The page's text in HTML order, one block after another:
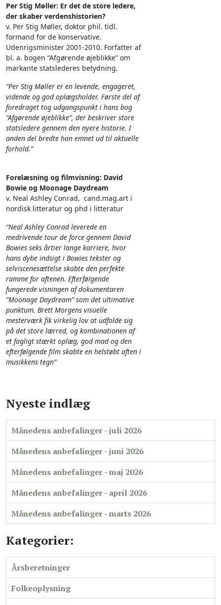
Per Stig Møller: Er det de store ledere,
der skaber verdenshistorien?
v. Per Stig Møller, doktor phil. tidl.
formand for de konservative.
Udenrigsminister 2001-2010. Forfatter af
bl. a. bogen “Afgørende øjeblikke” om
markante statslederes betydning.
“Per Stig Møller er en levende, engageret,
vidende og god oplægsholder. Første del af
foredraget tog udgangspunkt i hans bog
“Afgørende øjeblikke”, der beskriver store
statsledere gennem den nyere historie. I
anden del bredte han emnet ud til aktuelle
forhold.”
Forelæsning og filmvisning: David
Bowie og Moonage Daydream
v. Neal Ashley Conrad, cand.mag.art i
nordisk litteratur og phd i litteratur
“Neal Ashley Conrad leverede en
medrivende tour de force gennem David
Bowies seks årtier lange karriere, hvor
hans dybe indsigt i Bowies tekster og
selviscenesættelse skabte den perfekte
ramme for aftenen. Efterfølgende
fungerede visningen af dokumentaren
“Moonage Daydream” som det ultimative
punktum. Brett Morgens visuelle
mesterværk fik virkelig lov at udfolde sig
på det store lærred, og kombinationen af
et fagligt stærkt oplæg, god mad og den
efterfølgende film skabte en helstøbt aften i
musikkens tegn”
Nyeste indlæg
Månedens anbefalinger - juli 2026
Månedens anbefalinger - juni 2026
Månedens anbefalinger - maj 2026
Månedens anbefalinger - april 2026
Månedens anbefalinger - marts 2026
Kategorier:
Årsberetninger
Folkeoplysning